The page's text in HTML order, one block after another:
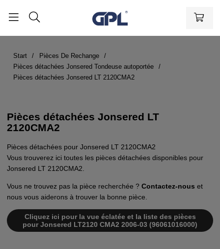
Start
Pièces De Rechange
Pièces détachées Jonsered Tondeuse autoportée
Pièces détachées Jonsered LT 2120CMA2
Pièces détachées Jonsered LT
2120CMA2
Pièces détachées pour Jonsered LT 2120CMA2
Vous trouverez ici toutes les pièces détachées disponibles pour
Jonsered LT 2120CMA2.
Vous ne trouvez pas la pièce recherchée ? Contactez-nous et
nous vous aiderons à trouver la bonne pièce.
Cliquez ici pour la vue éclatée et la liste des pièces
pour Jonsered LT2120 CMA2 2006-03 (96061016000)